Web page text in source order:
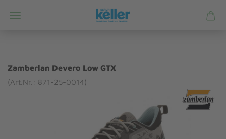
Zamberlan Devero Low GTX
(Art.Nr.: 871-25-0014)